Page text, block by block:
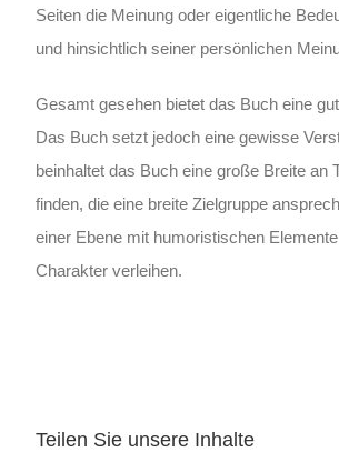
Seiten die Meinung oder eigentliche
und hinsichtlich seiner persönlichen
Gesamt gesehen bietet das Buch eine
Das Buch setzt jedoch eine gewisse
beinhaltet das Buch eine große Breite
finden, die eine breite Zielgruppe
einer Ebene mit humoristischen
Charakter verleihen.
Teilen Sie unsere Inhalte